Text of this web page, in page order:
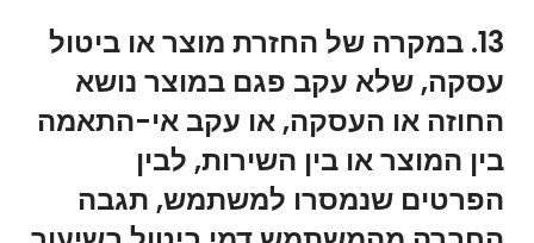
13. במקרה של החזרת מוצר או ביטול
עסקה, שלא עקב פגם במוצר נושא
החוזה או העסקה, או עקב אי-התאמה
בין המוצר או בין השירות, לבין
הפרטים שנמסרו למשתמש, תגבה